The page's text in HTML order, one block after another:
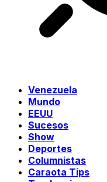
Venezuela
Mundo
EEUU
Sucesos
Show
Deportes
Columnistas
Caraota Tips